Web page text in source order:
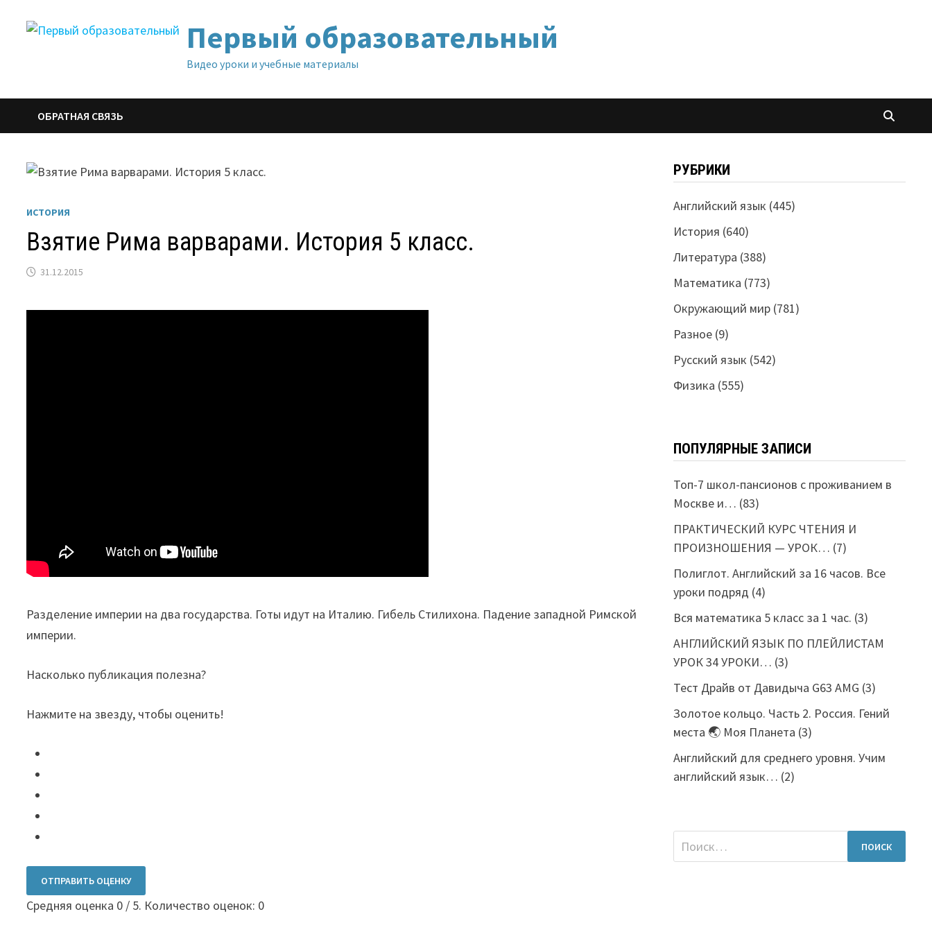
Первый образовательный
Видео уроки и учебные материалы
ОБРАТНАЯ СВЯЗЬ
ИСТОРИЯ
Взятие Рима варварами. История 5 класс.
31.12.2015
Разделение империи на два государства. Готы идут на Италию. Гибель Стилихона. Падение западной Римской
империи.
Насколько публикация полезна?
Нажмите на звезду, чтобы оценить!
ОТПРАВИТЬ ОЦЕНКУ
Средняя оценка 0 / 5. Количество оценок: 0
РУБРИКИ
Английский язык (445)
История (640)
Литература (388)
Математика (773)
Окружающий мир(781)
Разное(9)
Русский язык (542)
Физика (555)
ПОПУЛЯРНЫЕ ЗАПИСИ
Топ-7 школ-пансионов с проживанием в
Москве и… (83)
ПРАКТИЧЕСКИЙ КУРС ЧТЕНИЯ И
ПРОИЗНОШЕНИЯ — УРОК… (7)
Полиглот. Английский за 16 часов. Все
уроки подряд (4)
Вся математика 5 класс за 1 час. (3)
АНГЛИЙСКИЙ ЯЗЫК ПО ПЛЕЙЛИСТАМ
УРОК 34 УРОКИ… (3)
Тест Драйв от Давидыча G63 AMG (3)
Золотое кольцо. Часть 2. Россия. Гений
места 🌏 Моя Планета (3)
Английский для среднего уровня. Учим
английский язык… (2)
Найти: